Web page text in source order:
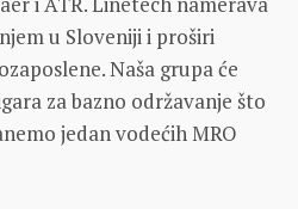
u Sloveniji i proširi
Naša grupa će
za bazno održavanje što
jedan vodećih MRO